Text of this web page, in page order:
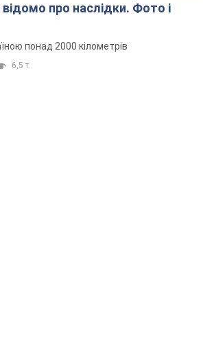
про наслідки. Фото і
понад 2000 кілометрів
6,5 т.